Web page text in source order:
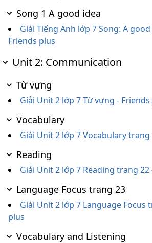
Song 1 A good idea
Giải Tiếng Anh lớp 7 Song: A
Friends plus
Unit 2: Communication
Từ vựng
Giải Unit 2 lớp 7 Từ vựng -
Vocabulary
Giải Unit 2 lớp 7 Vocabulary trang
Reading
Giải Unit 2 lớp 7 Reading trang 22
Language Focus trang 23
Giải Unit 2 lớp 7 Language Focus
plus
Vocabulary and Listening